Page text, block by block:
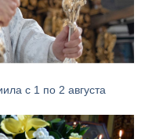
с 1 по 2 августа